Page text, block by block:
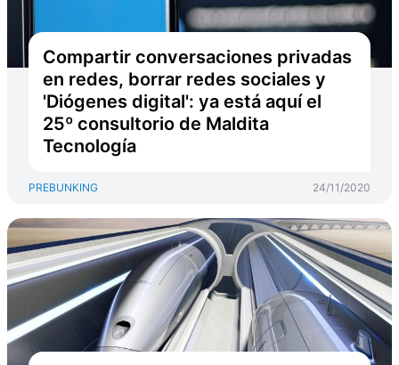
Compartir conversaciones privadas
en redes, borrar redes sociales y
'Diógenes digital': ya está aquí el
25º consultorio de Maldita
Tecnología
PREBUNKING 24/11/2020